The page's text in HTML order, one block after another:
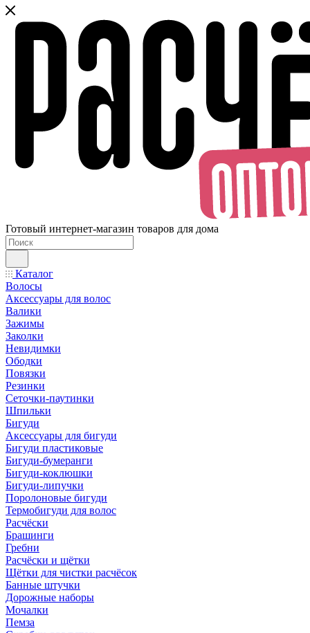
Готовый интернет-магазин товаров для дома
Каталог
Волосы
Аксессуары для волос
Валики
Зажимы
Заколки
Невидимки
Ободки
Повязки
Резинки
Сеточки-паутинки
Шпильки
Бигуди
Аксессуары для бигуди
Бигуди пластиковые
Бигуди-бумеранги
Бигуди-коклюшки
Бигуди-липучки
Поролоновые бигуди
Термобигуди для волос
Расчёски
Брашинги
Гребни
Расчёски и щётки
Щётки для чистки расчёсок
Банные штучки
Дорожные наборы
Мочалки
Пемза